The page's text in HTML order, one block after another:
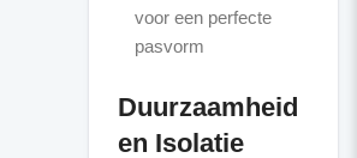
voor een perfecte
pasvorm
Duurzaamheid
en Isolatie